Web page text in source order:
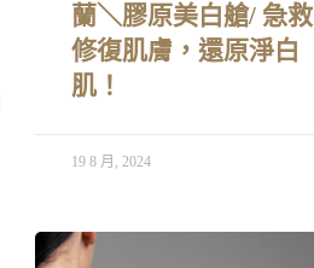
蘭＼膠原美白艙/ 急救
修復肌膚，還原淨白
肌！
19 8 月, 2024